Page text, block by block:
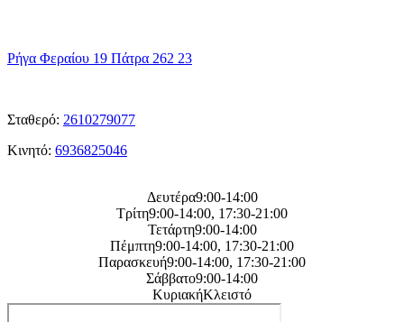
Ρήγα Φεραίου 19 Πάτρα 262 23
Σταθερό: 2610279077
Κινητό: 6936825046
Δευτέρα9:00-14:00
Τρίτη9:00-14:00, 17:30-21:00
Τετάρτη9:00-14:00
Πέμπτη9:00-14:00, 17:30-21:00
Παρασκευή9:00-14:00, 17:30-21:00
Σάββατο9:00-14:00
ΚυριακήΚλειστό